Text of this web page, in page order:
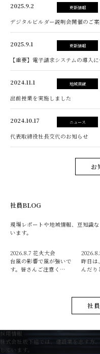
2025.9.2 更新情報
デジタルビルダー説明会開催のご案
2025.9.1 更新情報
【重要】電子請求システムの導入
2024.11.1 地域貢献
出前授業を実施しました
2024.10.17 ニュース
代表取締役社長交代のお知らせ
お
社員BLOG
現場レポートや地域情報、豆知識
います。
2026.8.7 花火大会
台風の影響で風が強いで
す。皆さんご注意く…
昨日は
んだ
社
採用情報
株式会社坂下組では、建設業を志す方
しています。